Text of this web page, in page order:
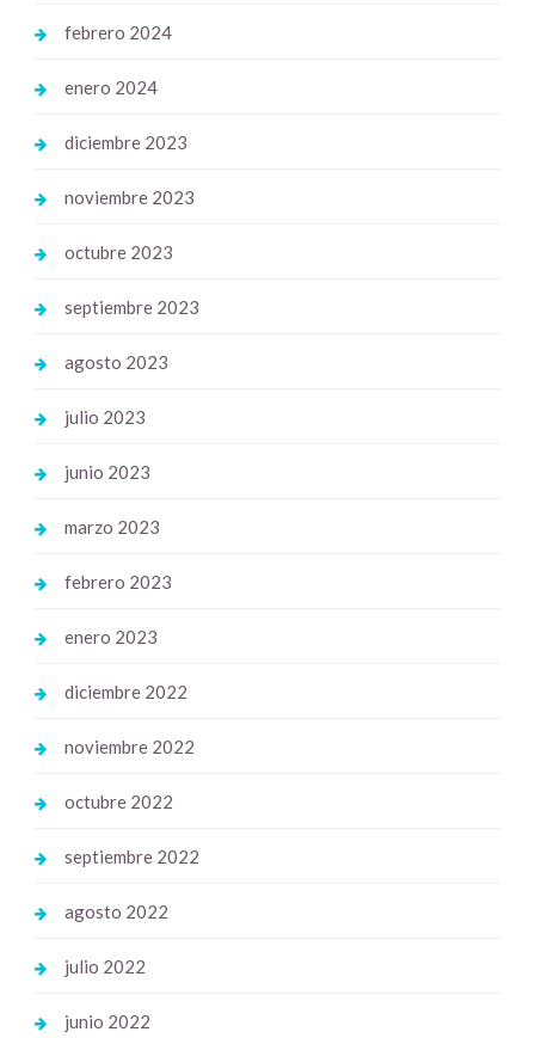
febrero 2024
enero 2024
diciembre 2023
noviembre 2023
octubre 2023
septiembre 2023
agosto 2023
julio 2023
junio 2023
marzo 2023
febrero 2023
enero 2023
diciembre 2022
noviembre 2022
octubre 2022
septiembre 2022
agosto 2022
julio 2022
junio 2022